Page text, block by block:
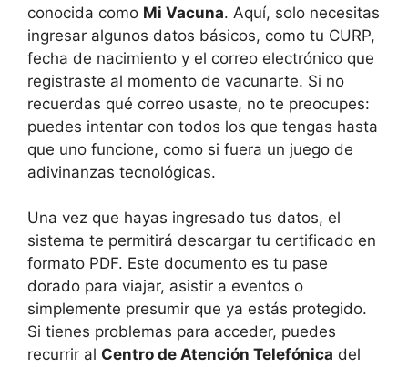
conocida como Mi Vacuna. Aquí, solo necesitas
ingresar algunos datos básicos, como tu CURP,
fecha de nacimiento y el correo electrónico que
registraste al momento de vacunarte. Si no
recuerdas qué correo usaste, no te preocupes:
puedes intentar con todos los que tengas hasta
que uno funcione, como si fuera un juego de
adivinanzas tecnológicas.
Una vez que hayas ingresado tus datos, el
sistema te permitirá descargar tu certificado en
formato PDF. Este documento es tu pase
dorado para viajar, asistir a eventos o
simplemente presumir que ya estás protegido.
Si tienes problemas para acceder, puedes
recurrir al Centro de Atención Telefónica del